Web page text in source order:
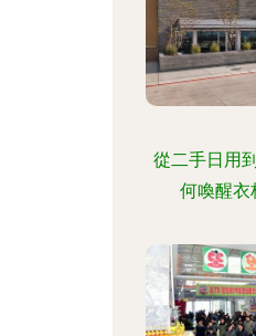
從二手日用
何喚醒衣